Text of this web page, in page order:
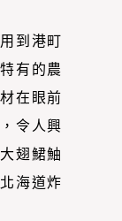
到港町
有的農
在眼前
令人興
翅鮶鮋
海道炸